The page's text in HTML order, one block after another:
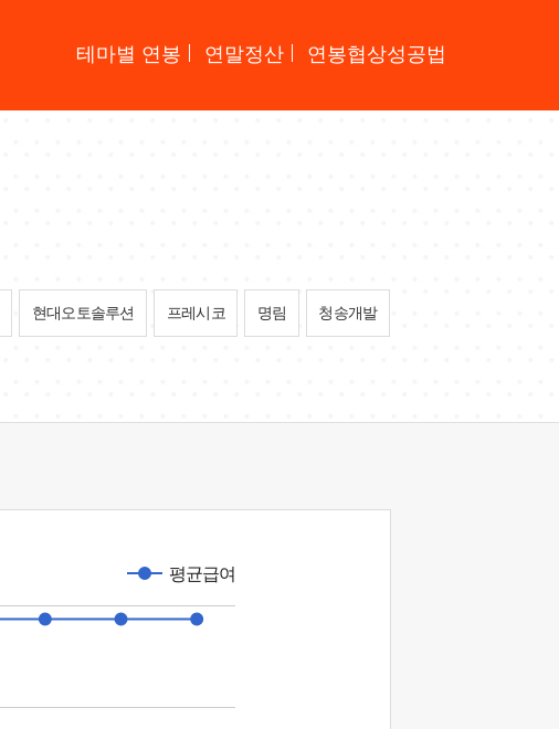
테마별 연봉 연말정산 연봉협상성공법
현대오토솔루션 프레시코 명림 청송개발
평균급여